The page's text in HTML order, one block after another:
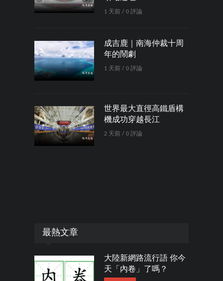
1 天前 / 0 評論
成吉鹿｜南海仲裁十周
年的鬧劇
1 天前 / 0 評論
世界最大直徑高鐵盾構
機成功穿越長江
2 天前 / 0 評論
最熱文章
大陸新網路流行語 你今
天「內卷」了嗎？